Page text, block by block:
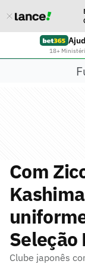
18+
Com
Clube japonês